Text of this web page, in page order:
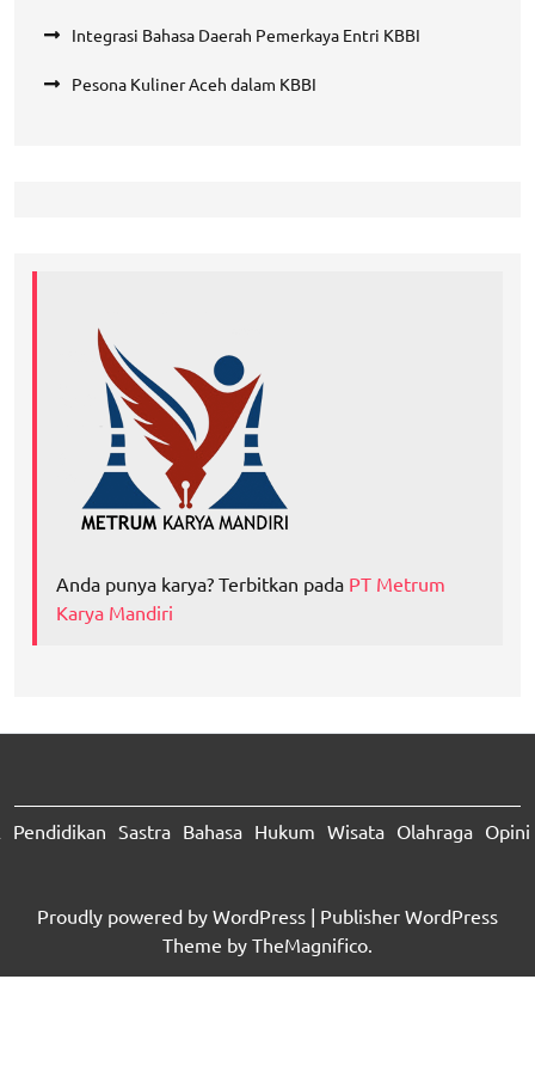
Integrasi Bahasa Daerah Pemerkaya Entri KBBI
Pesona Kuliner Aceh dalam KBBI
Anda punya karya? Terbitkan pada PT Metrum
Karya Mandiri
Pendidikan Sastra Bahasa Hukum Wisata Olahraga Opini
Proudly powered by WordPress | Publisher WordPress
Theme by TheMagnifico.